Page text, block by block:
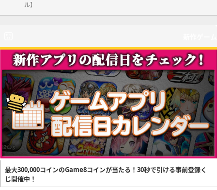
ル】
最大300,000コインのGame8コインが当たる！30秒で引ける事前登録く
じ開催中！